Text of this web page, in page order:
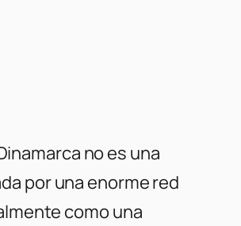
no es una
por una enorme red
como una